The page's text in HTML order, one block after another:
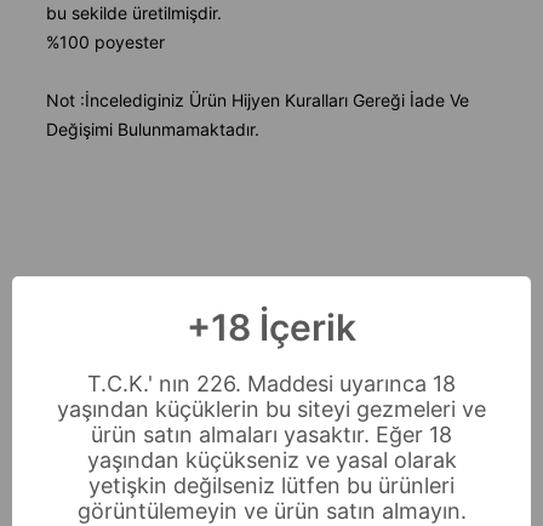
bu sekilde üretilmişdir.
%100 poyester
Not :İncelediginiz Ürün Hijyen Kuralları Gereği İade Ve
Değişimi Bulunmamaktadır.
+18 İçerik
T.C.K.' nın 226. Maddesi uyarınca 18
yaşından küçüklerin bu siteyi gezmeleri ve
ürün satın almaları yasaktır. Eğer 18
yaşından küçükseniz ve yasal olarak
yetişkin değilseniz lütfen bu ürünleri
görüntülemeyin ve ürün satın almayın.